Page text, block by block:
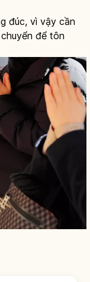
đúc, vì vậy cần
để tôn